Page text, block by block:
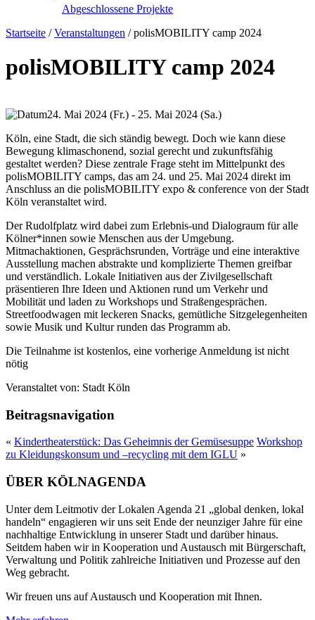
Abgeschlossene Projekte
Startseite /Veranstaltungen /polisMOBILITY camp 2024
polisMOBILITY camp 2024
24. Mai 2024 (Fr.) - 25. Mai 2024 (Sa.)
Köln, eine Stadt, die sich ständig bewegt. Doch wie kann diese
Bewegung klimaschonend, sozial gerecht und zukunftsfähig
gestaltet werden? Diese zentrale Frage steht im Mittelpunkt des
polisMOBILITY camps, das am 24. und 25. Mai 2024 direkt im
Anschluss an die polisMOBILITY expo & conference von der Stadt
Köln veranstaltet wird.
Der Rudolfplatz wird dabei zum Erlebnis-und Dialograum für alle
Kölner*innen sowie Menschen aus der Umgebung.
Mitmachaktionen, Gesprächsrunden, Vorträge und eine interaktive
Ausstellung machen abstrakte und komplizierte Themen greifbar
und verständlich. Lokale Initiativen aus der Zivilgesellschaft
präsentieren Ihre Ideen und Aktionen rund um Verkehr und
Mobilität und laden zu Workshops und Straßengesprächen.
Streetfoodwagen mit leckeren Snacks, gemütliche Sitzgelegenheiten
sowie Musik und Kultur runden das Programm ab.
Die Teilnahme ist kostenlos, eine vorherige Anmeldung ist nicht
nötig
Veranstaltet von: Stadt Köln
Beitragsnavigation
« Kindertheaterstück: Das Geheimnis der Gemüsesuppe Workshop
zu Kleidungskonsum und –recycling mit dem IGLU »
ÜBER KÖLNAGENDA
Unter dem Leitmotiv der Lokalen Agenda 21 „global denken, lokal
handeln“ engagieren wir uns seit Ende der neunziger Jahre für eine
nachhaltige Entwicklung in unserer Stadt und darüber hinaus.
Seitdem haben wir in Kooperation und Austausch mit Bürgerschaft,
Verwaltung und Politik zahlreiche Initiativen und Prozesse auf den
Weg gebracht.
Wir freuen uns auf Austausch und Kooperation mit Ihnen.